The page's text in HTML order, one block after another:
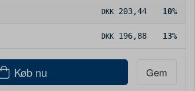
Køb nu Gem
DKK 203,44 10%
DKK 196,88 13%